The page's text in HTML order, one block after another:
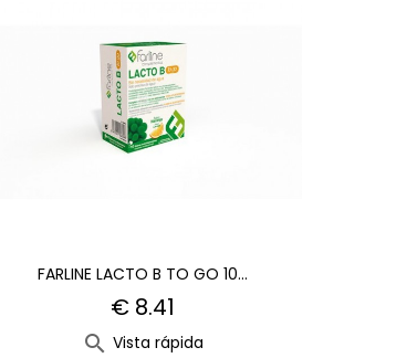
FARLINE LACTO B TO GO 10...
€ 8.41
 Vista rápida